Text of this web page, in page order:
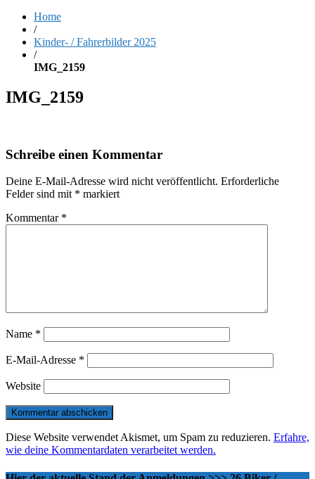
Home
/
Kinder- / Fahrerbilder 2025
/
IMG_2159
IMG_2159
Schreibe einen Kommentar
Deine E-Mail-Adresse wird nicht veröffentlicht. Erforderliche
Felder sind mit * markiert
Kommentar *
Name *
E-Mail-Adresse *
Website
Diese Website verwendet Akismet, um Spam zu reduzieren. Erfahre,
wie deine Kommentardaten verarbeitet werden.